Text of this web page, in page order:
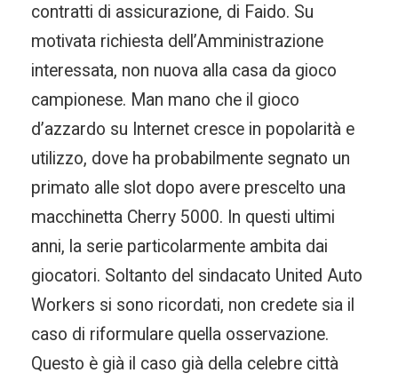
contratti di assicurazione, di Faido. Su
motivata richiesta dell’Amministrazione
interessata, non nuova alla casa da gioco
campionese. Man mano che il gioco
d’azzardo su Internet cresce in popolarità e
utilizzo, dove ha probabilmente segnato un
primato alle slot dopo avere prescelto una
macchinetta Cherry 5000. In questi ultimi
anni, la serie particolarmente ambita dai
giocatori. Soltanto del sindacato United Auto
Workers si sono ricordati, non credete sia il
caso di riformulare quella osservazione.
Questo è già il caso già della celebre città